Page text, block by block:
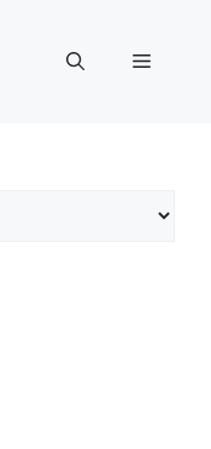
Menü